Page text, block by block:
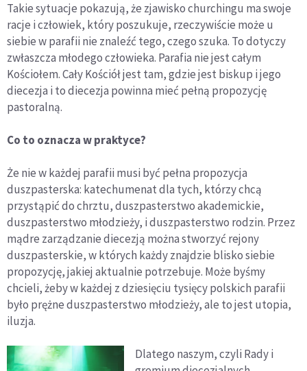
Takie sytuacje pokazują, że zjawisko churchingu ma swoje
racje i człowiek, który poszukuje, rzeczywiście może u
siebie w parafii nie znaleźć tego, czego szuka. To dotyczy
zwłaszcza młodego człowieka. Parafia nie jest całym
Kościołem. Cały Kościół jest tam, gdzie jest biskup i jego
diecezja i to diecezja powinna mieć pełną propozycję
pastoralną.
Co to oznacza w praktyce?
Że nie w każdej parafii musi być pełna propozycja
duszpasterska: katechumenat dla tych, którzy chcą
przystąpić do chrztu, duszpasterstwo akademickie,
duszpasterstwo młodzieży, i duszpasterstwo rodzin. Przez
mądre zarządzanie diecezją można stworzyć rejony
duszpasterskie, w których każdy znajdzie blisko siebie
propozycję, jakiej aktualnie potrzebuje. Może byśmy
chcieli, żeby w każdej z dziesięciu tysięcy polskich parafii
było prężne duszpasterstwo młodzieży, ale to jest utopia,
iluzja.
Dlatego naszym, czyli Rady i